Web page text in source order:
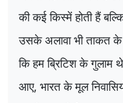
की कई किस्में होती हैं
उसके अलावा भी ताकत
कि हम ब्रिटिश के गुलाम थे
आए, भारत के मूल